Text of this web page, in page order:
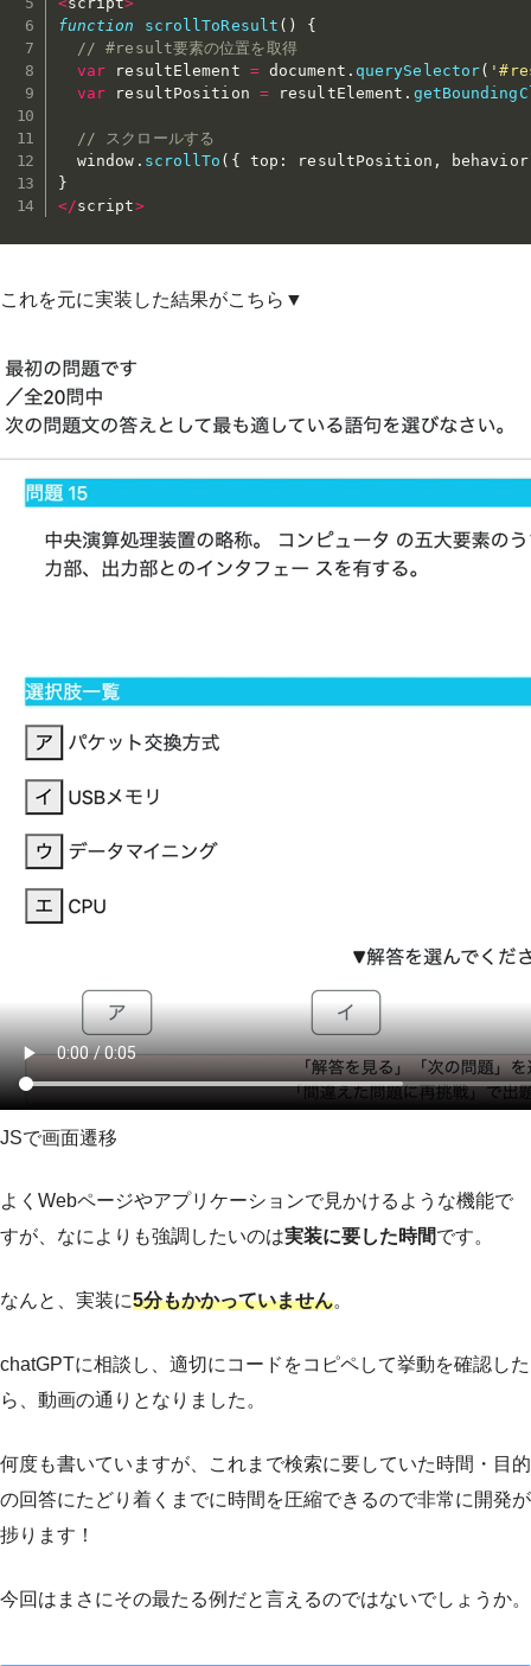
function
scrollToResult ( )
{
// #result要素の位置を取得
var resultElement = document . querySelector(
var resultPosition = resultElement .
// スクロールする
  window
. scrollTo ( { top : resultPosition , behavior
}
</script>
これを元に実装した結果がこちら▼
JSで画面遷移
よくWebページやアプリケーションで見かけるような機能で
すが、なによりも強調したいのは実装に要した時間です。
なんと、実装に5分もかかっていません。
chatGPTに相談し、適切にコードをコピペして挙動を確認した
ら、動画の通りとなりました。
何度も書いていますが、これまで検索に要していた時間・目的
の回答にたどり着くまでに時間を圧縮できるので非常に開発が
捗ります！
今回はまさにその最たる例だと言えるのではないでしょうか。